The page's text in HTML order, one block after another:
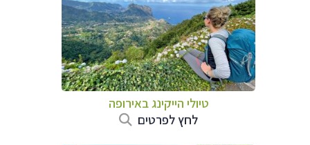
טיולי הייקינג באירופה
לחץ לפרטים